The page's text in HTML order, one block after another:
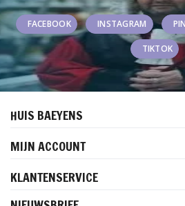
FACEBOOK INSTAGRAM
TIKTOK
HUIS BAEYENS
MIJN ACCOUNT
KLANTENSERVICE